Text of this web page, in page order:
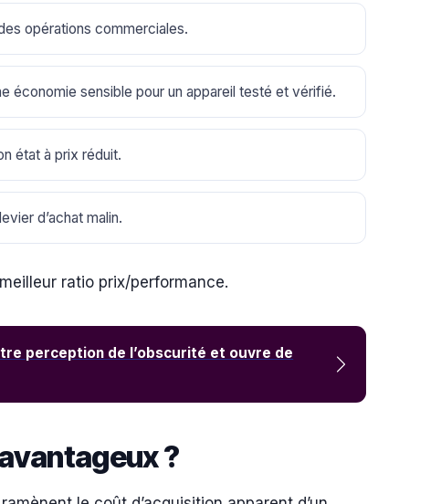
opérations commerciales.
économie sensible pour un appareil testé et vérifié.
état à prix réduit.
d’achat malin.
ratio prix/performance.
perception de l’obscurité et ouvre de
?